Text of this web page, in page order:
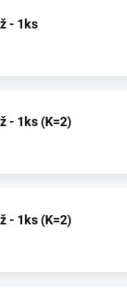
- 1ks
- 1ks (K=2)
- 1ks (K=2)